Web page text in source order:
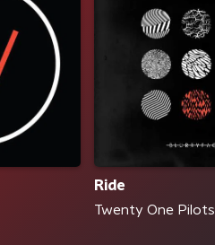
Ride
Twenty One Pilots